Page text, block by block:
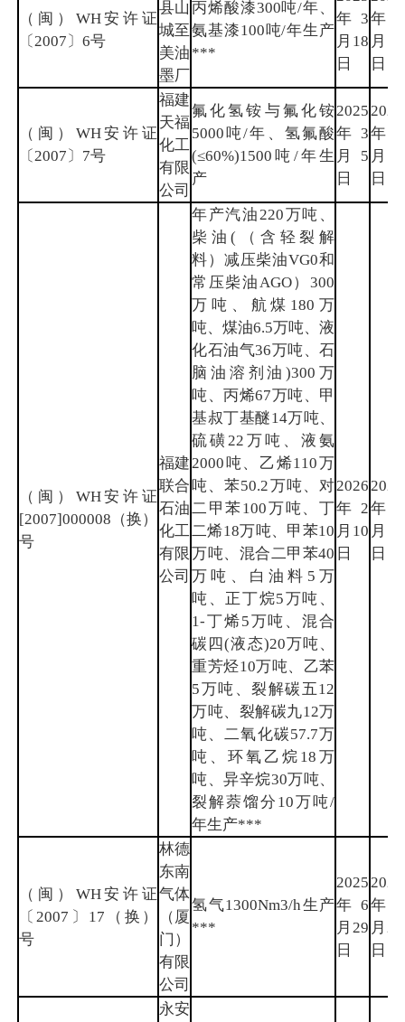
（闽）WH安许证
〔2007〕6号
县山
城至
美油
墨厂
丙烯酸漆300吨/年、
氨基漆100吨/年生产
***
年3
月18
日
年3
月5
日
（闽）WH安许证
〔2007〕7号
福建
天福
化工
有限
公司
氟化氢铵与氟化铵
5000吨/年、氢氟酸
(≤60%)1500吨/年生
产
2025
年3
月5
日
2028
年3
月4
日
（闽）WH安许证
[2007]000008（换）
号
福建
联合
石油
化工
有限
公司
年产汽油220万吨、
柴油(（含轻裂解
料）减压柴油VG0和
常压柴油AGO）300
万吨、航煤180万
吨、煤油6.5万吨、液
化石油气36万吨、石
脑油溶剂油)300万
吨、丙烯67万吨、甲
基叔丁基醚14万吨、
硫磺22万吨、液氨
2000吨、乙烯110万
吨、苯50.2万吨、对
二甲苯100万吨、丁
二烯18万吨、甲苯10
万吨、混合二甲苯40
万吨、白油料5万
吨、正丁烷5万吨、
1-丁烯5万吨、混合
碳四(液态)20万吨、
重芳烃10万吨、乙苯
5万吨、裂解碳五12
万吨、裂解碳九12万
吨、二氧化碳57.7万
吨、环氧乙烷18万
吨、异辛烷30万吨、
裂解萘馏分10万吨/
年生产***
2026
年2
月10
日
2029
年2
月9
日
（闽）WH安许证
〔2007〕17（换）
号
林德
东南
气体
（厦
门）
有限
公司
氢气1300Nm3/h生产
***
2025
年6
月29
日
2028
年6
月28
日
永安